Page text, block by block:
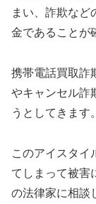
まい、詐欺など
金であることが
携帯電話買取詐
やキャンセル詐
うとしてきます。
このアイスタイ
てしまって被害
の法律家に相談